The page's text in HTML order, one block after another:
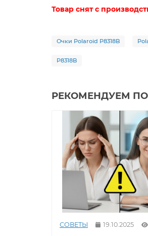
Товар снят с
Очки Polaroid P8318B
P8318B
РЕКОМЕНДУЕМ
СОВЕТЫ 19.10.2025